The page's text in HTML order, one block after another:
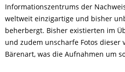
Informationszentrums der
weltweit einzigartige und bisher
beherbergt. Bisher existierten im
und zudem unscharfe Fotos dieser
Bärenart, was die Aufnahmen um